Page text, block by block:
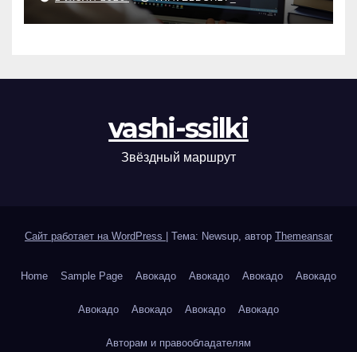
vashi-ssilki
Звёздный маршрут
Сайт работает на WordPress Тема: Newsup, автор Themeansar
Home Sample Page Авокадо Авокадо Авокадо Авокадо
Авокадо Авокадо Авокадо Авокадо
Авторам и правообладателям